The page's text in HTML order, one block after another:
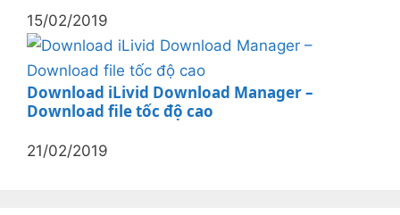
15/02/2019
Download iLivid Download Manager –
Download file tốc độ cao
21/02/2019